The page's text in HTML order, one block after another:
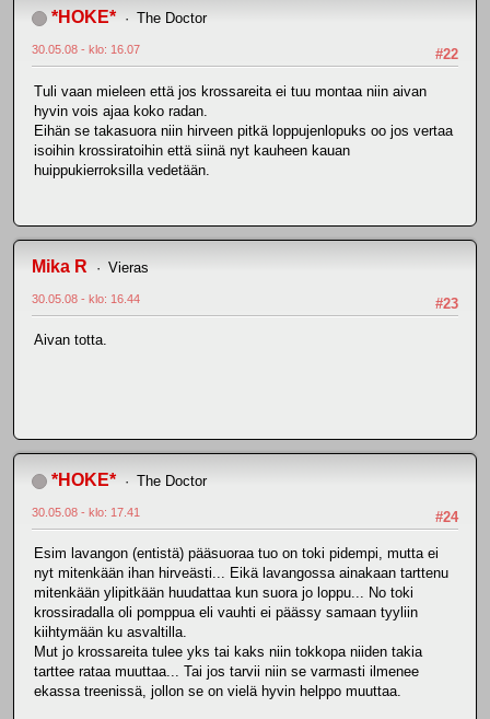
*HOKE* The Doctor
#22
30.05.08 - klo: 16.07
Tuli vaan mieleen että jos krossareita ei tuu montaa niin aivan
hyvin vois ajaa koko radan.
Eihän se takasuora niin hirveen pitkä loppujenlopuks oo jos vertaa
isoihin krossiratoihin että siinä nyt kauheen kauan
huippukierroksilla vedetään.
Mika R Vieras
#23
30.05.08 - klo: 16.44
Aivan totta.
*HOKE* The Doctor
#24
30.05.08 - klo: 17.41
Esim lavangon (entistä) pääsuoraa tuo on toki pidempi, mutta ei
nyt mitenkään ihan hirveästi... Eikä lavangossa ainakaan tarttenu
mitenkään ylipitkään huudattaa kun suora jo loppu... No toki
krossiradalla oli pomppua eli vauhti ei päässy samaan tyyliin
kiihtymään ku asvaltilla.
Mut jo krossareita tulee yks tai kaks niin tokkopa niiden takia
tarttee rataa muuttaa... Tai jos tarvii niin se varmasti ilmenee
ekassa treenissä, jollon se on vielä hyvin helppo muuttaa.